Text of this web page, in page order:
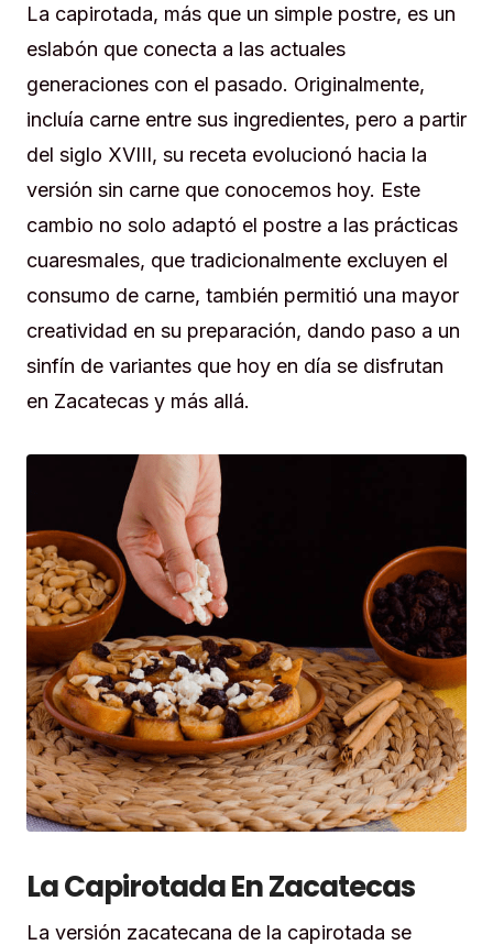
La capirotada, más que un simple postre, es un
eslabón que conecta a las actuales
generaciones con el pasado. Originalmente,
incluía carne entre sus ingredientes, pero a partir
del siglo XVIII, su receta evolucionó hacia la
versión sin carne que conocemos hoy. Este
cambio no solo adaptó el postre a las prácticas
cuaresmales, que tradicionalmente excluyen el
consumo de carne, también permitió una mayor
creatividad en su preparación, dando paso a un
sinfín de variantes que hoy en día se disfrutan
en Zacatecas y más allá.
La Capirotada En Zacatecas
La versión zacatecana de la capirotada se